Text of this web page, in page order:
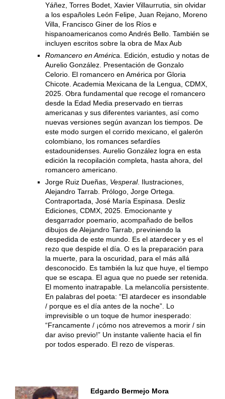
Yáñez, Torres Bodet, Xavier Villaurrutia, sin olvidar
a los españoles León Felipe, Juan Rejano, Moreno
Villa, Francisco Giner de los Ríos e
hispanoamericanos como Andrés Bello. También se
incluyen escritos sobre la obra de Max Aub
Romancero en América. Edición, estudio y notas de
Aurelio González. Presentación de Gonzalo
Celorio. El romancero en América por Gloria
Chicote. Academia Mexicana de la Lengua, CDMX,
2025. Obra fundamental que recoge el romancero
desde la Edad Media preservado en tierras
americanas y sus diferentes variantes, así como
nuevas versiones según avanzan los tiempos. De
este modo surgen el corrido mexicano, el galerón
colombiano, los romances sefardíes
estadounidenses. Aurelio González logra en esta
edición la recopilación completa, hasta ahora, del
romancero americano.
Jorge Ruiz Dueñas, Vesperal. Ilustraciones,
Alejandro Tarrab. Prólogo, Jorge Ortega.
Contraportada, José María Espinasa. Desliz
Ediciones, CDMX, 2025. Emocionante y
desgarrador poemario, acompañado de bellos
dibujos de Alejandro Tarrab, previniendo la
despedida de este mundo. Es el atardecer y es el
rezo que despide el día. O es la preparación para
la muerte, para la oscuridad, para el más allá
desconocido. Es también la luz que huye, el tiempo
que se escapa. El agua que no puede ser retenida.
El momento inatrapable. La melancolía persistente.
En palabras del poeta: “El atardecer es insondable
/ porque es el día antes de la noche”. Lo
imprevisible o un toque de humor inesperado:
“Francamente / ¡cómo nos atrevemos a morir / sin
dar aviso previo!” Un instante valiente hacia el fin
por todos esperado. El rezo de vísperas.
Edgardo Bermejo Mora